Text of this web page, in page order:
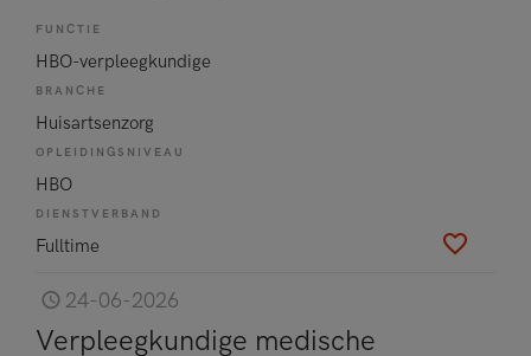
FUNCTIE
HBO-verpleegkundige
BRANCHE
Huisartsenzorg
OPLEIDINGSNIVEAU
HBO
DIENSTVERBAND
Fulltime
24-06-2026
Verpleegkundige medische